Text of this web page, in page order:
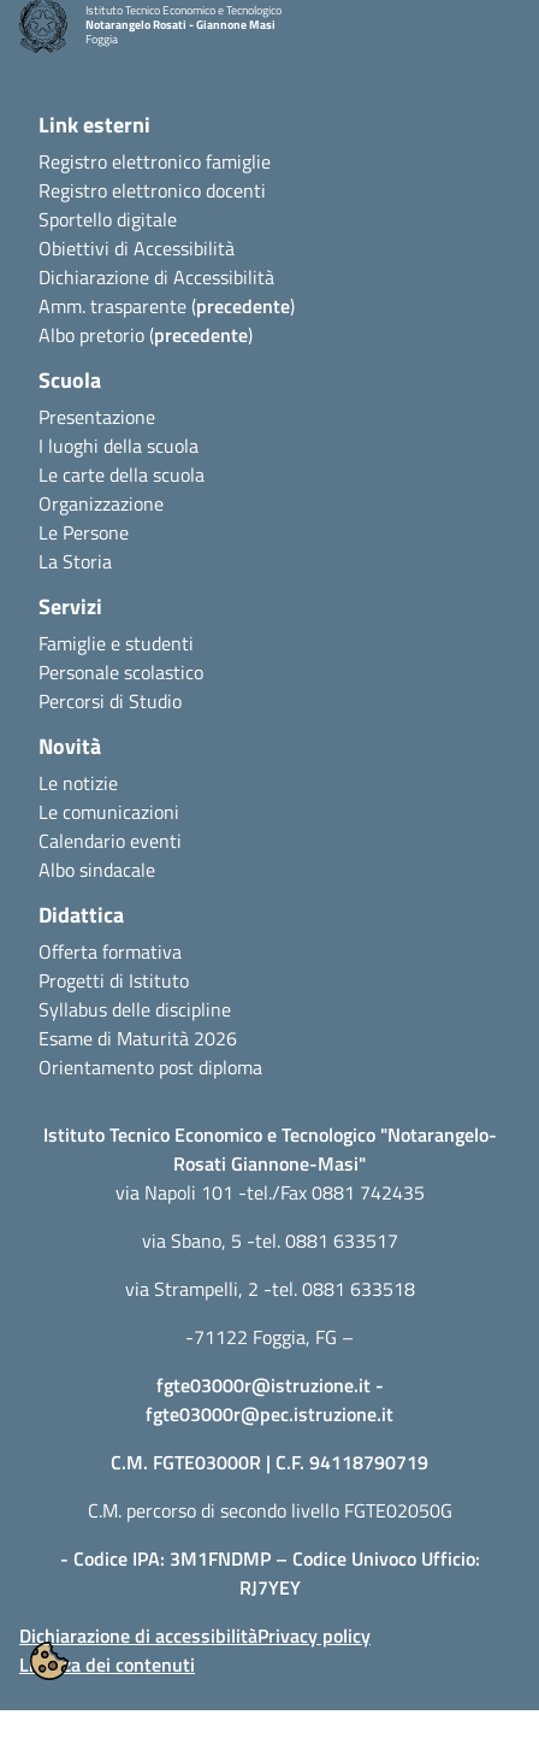
Istituto Tecnico Economico e Tecnologico
Notarangelo Rosati - Giannone Masi
Foggia
Link esterni
Registro elettronico famiglie
Registro elettronico docenti
Sportello digitale
Obiettivi di Accessibilità
Dichiarazione di Accessibilità
Amm. trasparente (precedente)
Albo pretorio (precedente)
Scuola
Presentazione
I luoghi della scuola
Le carte della scuola
Organizzazione
Le Persone
La Storia
Servizi
Famiglie e studenti
Personale scolastico
Percorsi di Studio
Novità
Le notizie
Le comunicazioni
Calendario eventi
Albo sindacale
Didattica
Offerta formativa
Progetti di Istituto
Syllabus delle discipline
Esame di Maturità 2026
Orientamento post diploma
Istituto Tecnico Economico e Tecnologico "Notarangelo-
Rosati Giannone-Masi"
via Napoli 101 -tel./Fax 0881 742435
via Sbano, 5 -tel. 0881 633517
via Strampelli, 2 -tel. 0881 633518
-71122 Foggia, FG –
fgte03000r@istruzione.it-
fgte03000r@pec.istruzione.it
C.M. FGTE03000R | C.F. 94118790719
C.M. percorso di secondo livello FGTE02050G
- Codice IPA: 3M1FNDMP – Codice Univoco Ufficio:
RJ7YEY
Dichiarazione di accessibilitàPrivacy policy
Licenza dei contenuti